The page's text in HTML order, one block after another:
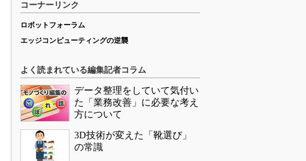
コーナーリンク
ロボットフォーラム
エッジコンピューティングの逆襲
よく読まれている編集記者コラム
データ整理をしていて気付い
た「業務改善」に必要な考え
方について
3D技術が変えた「靴選び」
の常識